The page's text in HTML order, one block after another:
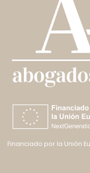
Financiado por la Unión